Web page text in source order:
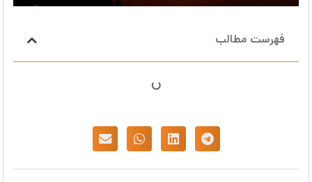
فهرست مطالب